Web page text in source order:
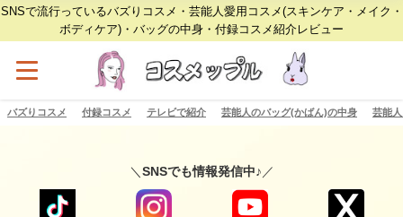
SNSで流行っているバズりコスメ・芸能人愛用コスメ(スキンケア・メイク・
ボディケア)・バッグの中身・付録コスメ紹介レビュー
バズりコスメ 付録コスメ テレビで紹介 芸能人のバッグ(かばん)の中身 芸能
＼ SNSでも情報発信中♪ ／